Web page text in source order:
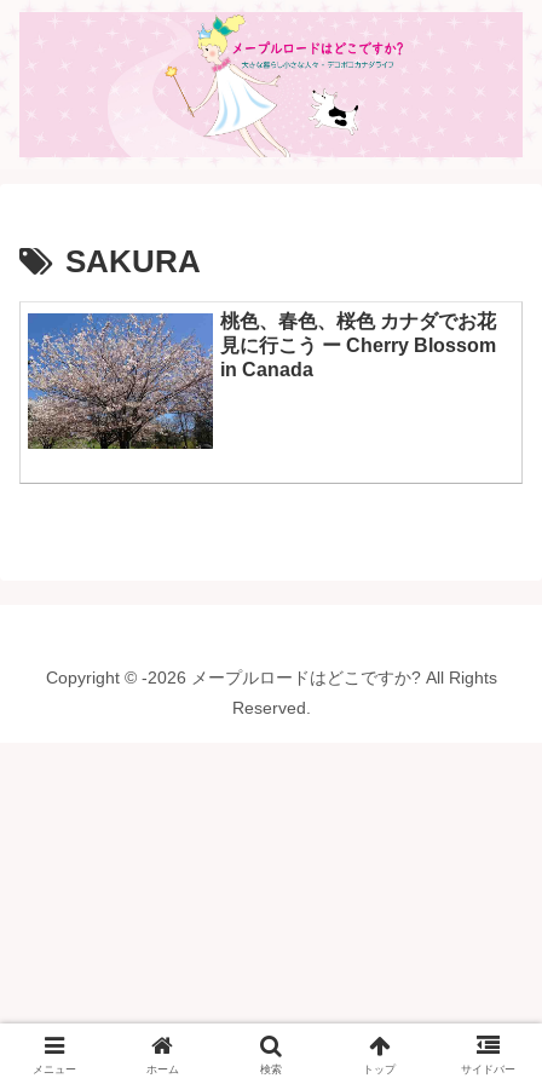
SAKURA
桃色、春色、桜色 カナダでお花
見に行こう ー Cherry Blossom
in Canada
Copyright © -2026 メープルロードはどこですか? All Rights
Reserved.
メニュー ホーム 検索 トップ サイドバー